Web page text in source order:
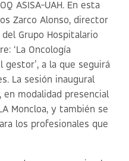
ASISA-UAH. En esta
Zarco Alonso, director
Grupo Hospitalario
‘La Oncología
gestor’, a la que seguirá
La sesión inaugural
en modalidad presencial
Moncloa, y también se
los profesionales que